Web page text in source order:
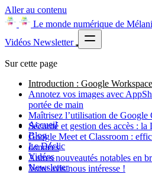
Aller au contenu
Le monde numérique de
Vidéos Newsletter
Accueil
Blog
Le Déclic
Vidéos
Newsletter
Sur cette page
Introduction : Google
Annotez vos images avec
portée de main
Maîtrisez l’utilisation de Google
Sécurité et gestion des accès :
Google Meet et Classroom :
données
Autres nouveautés notables en
Votre avis nous intéresse !